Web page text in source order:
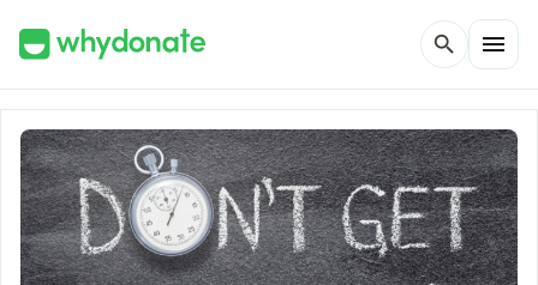
search menu